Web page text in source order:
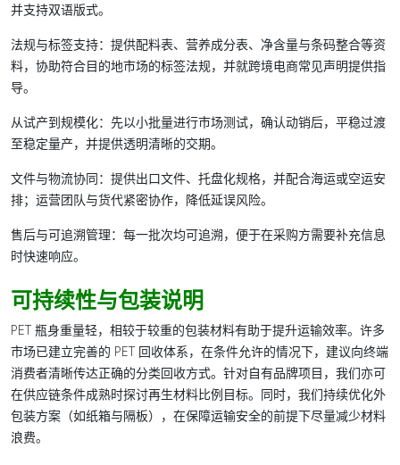
并支持双语版式。
法规与标签支持：提供配料表、营养成分表、净含量与条码整合等资
料，协助符合目的地市场的标签法规，并就跨境电商常见声明提供指
导。
从试产到规模化：先以小批量进行市场测试，确认动销后，平稳过渡
至稳定量产，并提供透明清晰的交期。
文件与物流协同：提供出口文件、托盘化规格，并配合海运或空运安
排；运营团队与货代紧密协作，降低延误风险。
售后与可追溯管理：每一批次均可追溯，便于在采购方需要补充信息
时快速响应。
可持续性与包装说明
PET 瓶身重量轻，相较于较重的包装材料有助于提升运输效率。许多
市场已建立完善的 PET 回收体系，在条件允许的情况下，建议向终端
消费者清晰传达正确的分类回收方式。针对自有品牌项目，我们亦可
在供应链条件成熟时探讨再生材料比例目标。同时，我们持续优化外
包装方案（如纸箱与隔板），在保障运输安全的前提下尽量减少材料
浪费。